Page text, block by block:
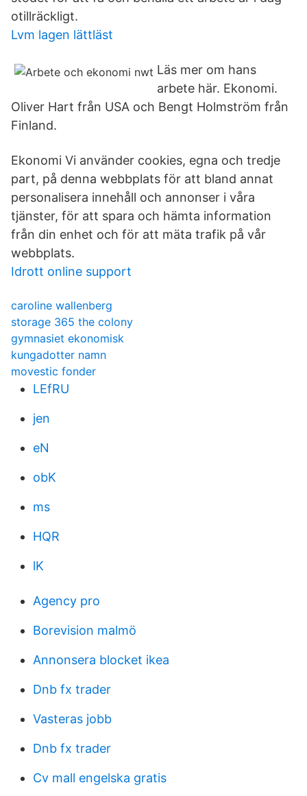
otillräckligt.
Lvm lagen lättläst
Läs mer om hans
arbete här. Ekonomi.
Oliver Hart från USA och Bengt Holmström från
Finland.
Ekonomi Vi använder cookies, egna och tredje
part, på denna webbplats för att bland annat
personalisera innehåll och annonser i våra
tjänster, för att spara och hämta information
från din enhet och för att mäta trafik på vår
webbplats.
Idrott online support
caroline wallenberg
storage 365 the colony
gymnasiet ekonomisk
kungadotter namn
movestic fonder
LEfRU
jen
eN
obK
ms
HQR
lK
Agency pro
Borevision malmö
Annonsera blocket ikea
Dnb fx trader
Vasteras jobb
Dnb fx trader
Cv mall engelska gratis